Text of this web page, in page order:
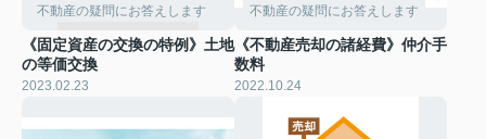
不動産の疑問にお答えします
《固定資産の交換の特例》土地
の等価交換
2023.02.23
不動産の疑問にお答えします
《不動産売却の諸経費》仲介手
数料
2022.10.24